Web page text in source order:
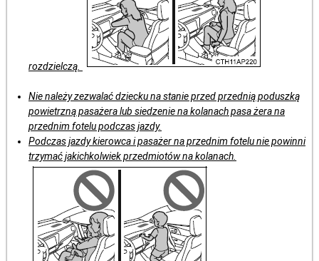
rozdzielczą.
Nie należy zezwalać dziecku na stanie przed przednią poduszką
powietrzną pasażera lub siedzenie na kolanach pasa żera na
przednim fotelu podczas jazdy.
Podczas jazdy kierowca i pasażer na przednim fotelu nie powinni
trzymać jakichkolwiek przedmiotów na kolanach.